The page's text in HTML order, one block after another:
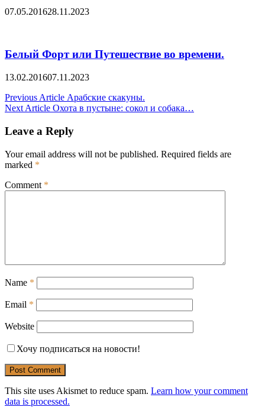
07.05.201628.11.2023
Белый Форт или Путешествие во времени.
13.02.201607.11.2023
Post
navigation
Previous Article Арабские скакуны.
Next Article Охота в пустыне: сокол и собака…
Leave a Reply
Your email address will not be published. Required fields are
marked *
Comment *
Name *
Email *
Website
Хочу подписаться на новости!
This site uses Akismet to reduce spam. Learn how your comment
data is processed.